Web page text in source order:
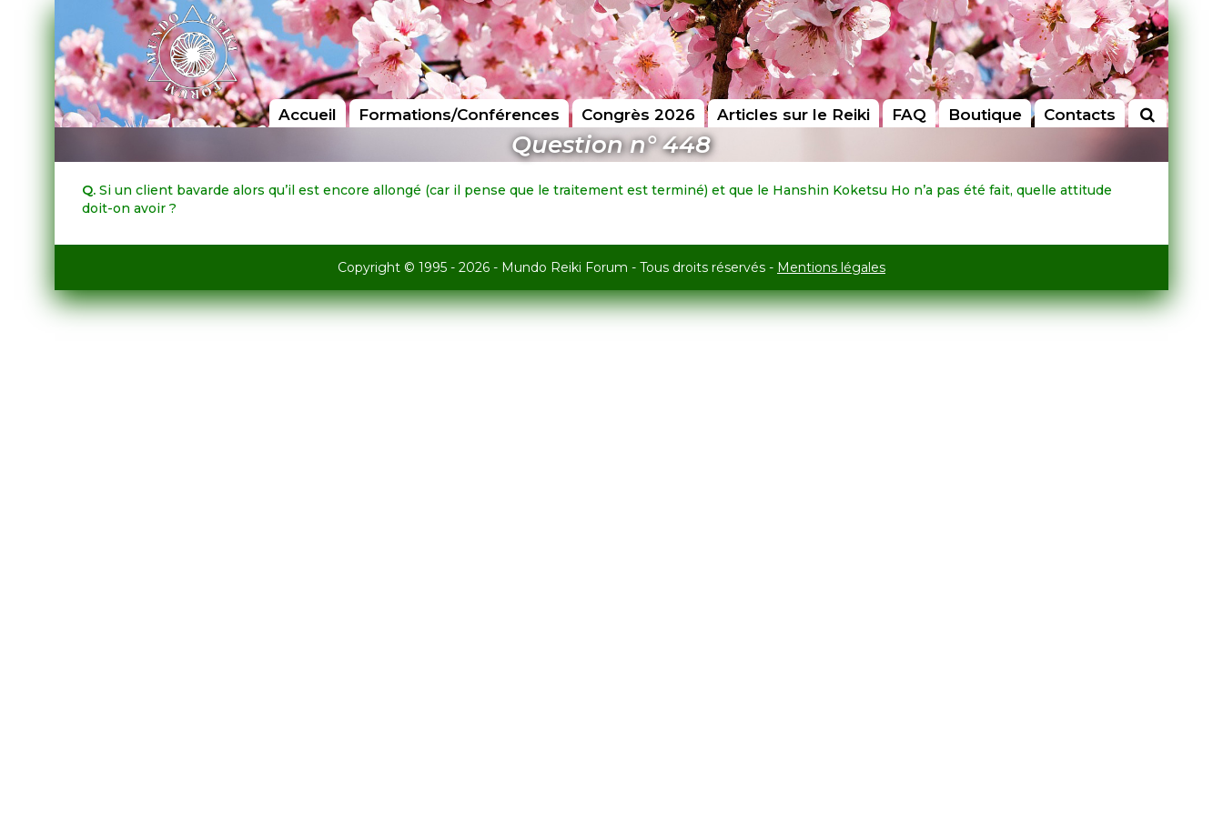
Accueil Formations/Conférences Congrès 2026 Articles sur le Reiki FAQ Boutique Contacts
Question n° 448
Q. Si un client bavarde alors qu’il est encore allongé (car il pense que le traitement est terminé) et que le Hanshin Koketsu Ho n’a pas été fait, quelle attitude
doit-on avoir ?
Copyright © 1995 - 2026 - Mundo Reiki Forum - Tous droits réservés - Mentions légales